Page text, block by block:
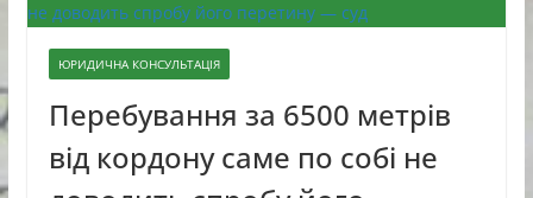
ЮРИДИЧНА КОНСУЛЬТАЦІЯ
Перебування за 6500 метрів
від кордону саме по собі не